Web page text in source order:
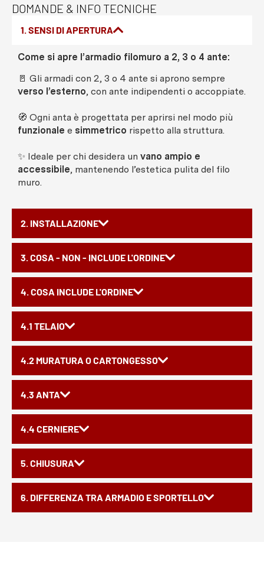
DOMANDE & INFO TECNICHE
1. SENSI DI APERTURA
2. INSTALLAZIONE
3. COSA - NON - INCLUDE L'ORDINE
4. COSA INCLUDE L'ORDINE
4.1 TELAIO
4.2 MURATURA O CARTONGESSO
4.3 ANTA
4.4 CERNIERE
5. CHIUSURA
6. DIFFERENZA TRA ARMADIO E SPORTELLO
Come si apre l’armadio filomuro a 2, 3 o 4 ante:
🚪 Gli armadi con 2, 3 o 4 ante si aprono sempre
verso l’esterno, con ante indipendenti o accoppiate.
🧭 Ogni anta è progettata per aprirsi nel modo più
funzionale e simmetrico rispetto alla struttura.
✨ Ideale per chi desidera un vano ampio e
accessibile, mantenendo l’estetica pulita del filo
muro.